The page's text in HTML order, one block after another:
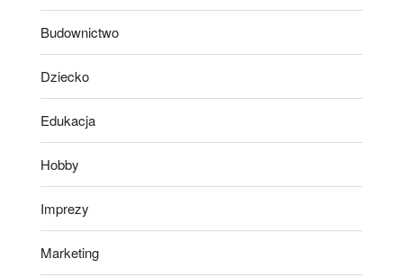
Budownictwo
Dziecko
Edukacja
Hobby
Imprezy
Marketing